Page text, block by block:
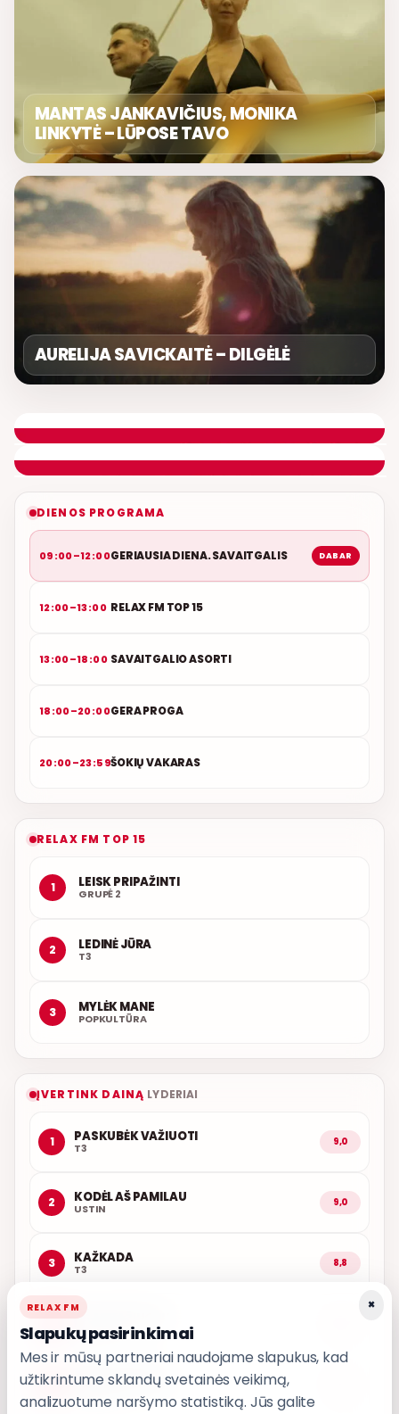
MANTAS JANKAVIČIUS, MONIKA
LINKYTĖ – LŪPOSE TAVO
AURELIJA SAVICKAITĖ – DILGĖLĖ
DIENOS PROGRAMA
09:00–12:00GERIAUSIA DIENA. SAVAITGALIS DABAR
12:00–13:00 RELAX FM TOP 15
13:00–18:00 SAVAITGALIO ASORTI
18:00–20:00GERA PROGA
20:00–23:59ŠOKIŲ VAKARAS
RELAX FM TOP 15
1 LEISK PRIPAŽINTI
GRUPĖ 2
2 LEDINĖ JŪRA
T3
3 MYLĖK MANE
POPKULTŪRA
ĮVERTINK DAINĄ LYDERIAI
1 PASKUBĖK VAŽIUOTI
T3 9,0
2 KODĖL AŠ PAMILAU
USTIN 9,0
3 KAŽKADA
T3 8,8
KARALIAI
5 IŠ MANO ŠIRDIES
×
RELAX FM
Slapukų pasirinkimai
Mes ir mūsų partneriai naudojame slapukus, kad
užtikrintume sklandų svetainės veikimą,
analizuotume naršymo statistiką. Jūs galite